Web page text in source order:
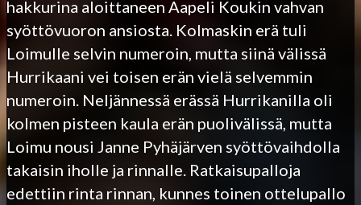
hakkurina aloittaneen Aapeli Koukin vahvan
syöttövuoron ansiosta. Kolmaskin erä tuli
Loimulle selvin numeroin, mutta siinä välissä
Hurrikaani vei toisen erän vielä selvemmin
numeroin. Neljännessä erässä Hurrikanilla oli
kolmen pisteen kaula erän puolivälissä, mutta
Loimu nousi Janne Pyhäjärven syöttövaihdolla
takaisin iholle ja rinnalle. Ratkaisupalloja
edettiin rinta rinnan, kunnes toinen ottelupallo